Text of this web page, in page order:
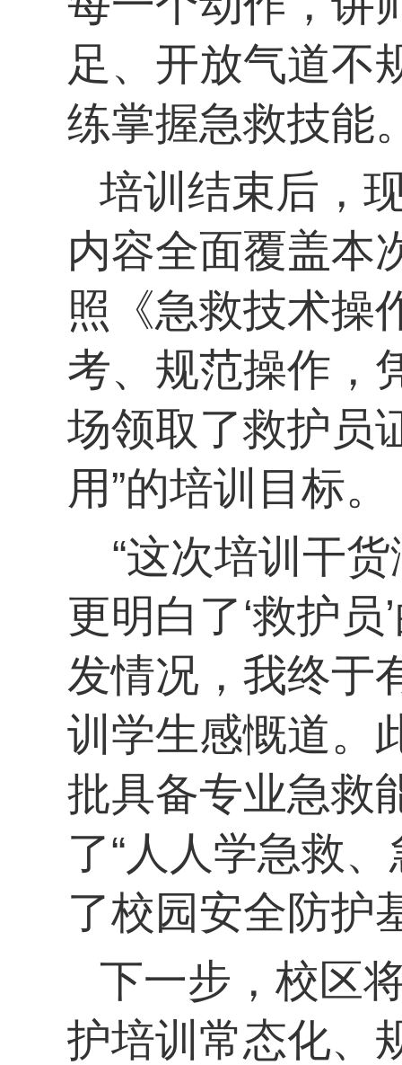
足、开放气道不
练掌握急救技能
培训结束后，
内容全面覆盖本
照《急救技术操
考、规范操作，
场领取了救护员
用”的培训目标。
“这次培训干
更明白了‘救护
发情况，我终于
训学生感慨道。
批具备专业急救
了“人人学急救
了校园安全防护
下一步，校区
护培训常态化、